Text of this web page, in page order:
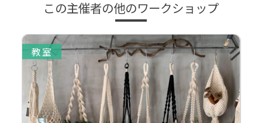
この主催者の他のワークショップ
教室